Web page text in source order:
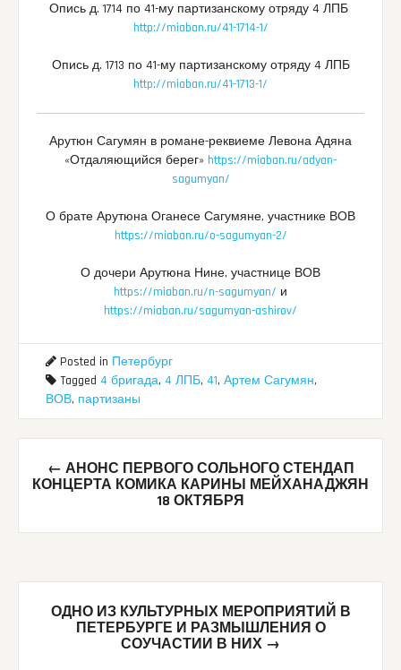
Опись д. 1714 по 41-му партизанскому отряду 4 ЛПБ
http://miaban.ru/41-1714-1/
Опись д. 1713 по 41-му партизанскому отряду 4 ЛПБ
http://miaban.ru/41-1713-1/
Арутюн Сагумян в романе-реквиеме Левона Адяна
«Отдаляющийся берег» https://miaban.ru/adyan-
sagumyan/
О брате Арутюна Оганесе Сагумяне, участнике ВОВ
https://miaban.ru/o-sagumyan-2/
О дочери Арутюна Нине, участнице ВОВ
https://miaban.ru/n-sagumyan/ и
https://miaban.ru/sagumyan-ashirov/
Posted in Петербург
Tagged 4 бригада, 4 ЛПБ, 41, Артем Сагумян,
ВОВ, партизаны
Post
navigation
← АНОНС ПЕРВОГО СОЛЬНОГО СТЕНДАП
КОНЦЕРТА КОМИКА КАРИНЫ МЕЙХАНАДЖЯН
18 ОКТЯБРЯ
ОДНО ИЗ КУЛЬТУРНЫХ МЕРОПРИЯТИЙ В
ПЕТЕРБУРГЕ И РАЗМЫШЛЕНИЯ О
СОУЧАСТИИ В НИХ →